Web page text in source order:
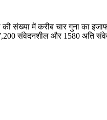
में करीब चार गुना का
संवेदनशील और 1580 अति